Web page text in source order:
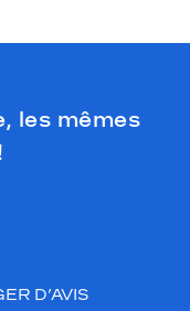
les mêmes
D’AVIS